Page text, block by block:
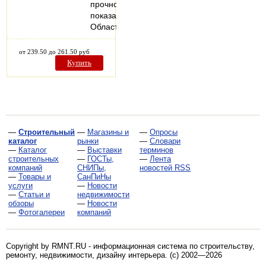
прочностные
показатели.
Область…
от 239.50 до 261.50 руб
Купить
— Строительный
каталог
— Каталог
строительных
компаний
— Товары и
услуги
— Статьи и
обзоры
— Фотогалереи
— Магазины и
рынки
— Выставки
— ГОСТы,
СНИПы,
СанПиНы
— Новости
недвижимости
— Новости
компаний
— Опросы
— Словари
терминов
— Лента
новостей RSS
Copyright by RMNT.RU - информационная система по строительству,
ремонту, недвижимости, дизайну интерьера . (c) 2002—2026